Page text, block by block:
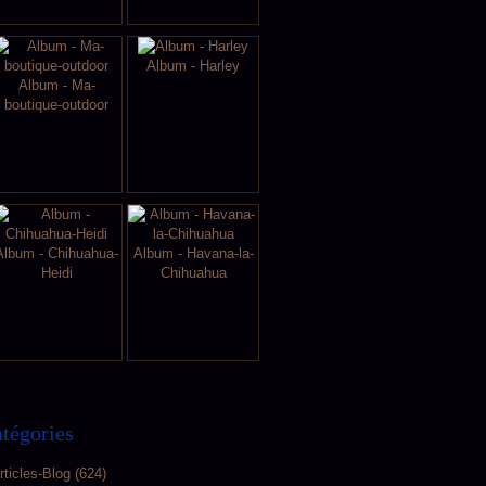
Album - Ma-
boutique-outdoor
Album - Harley
- Chihuahua-
Heidi
Album - Havana-la-
Chihuahua
Blog (624)